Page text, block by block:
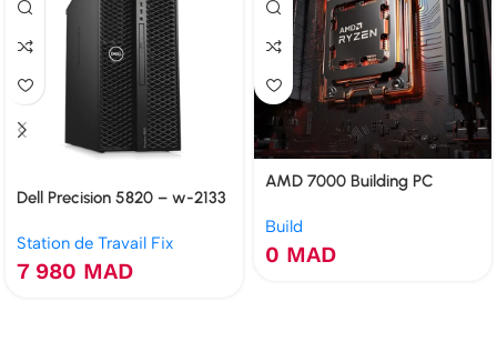
Dell Precision 5820 – w-2133
480 Go
Station de Travail Fix
7 980 MAD
AMD 7000 Building PC
Build
0 MAD